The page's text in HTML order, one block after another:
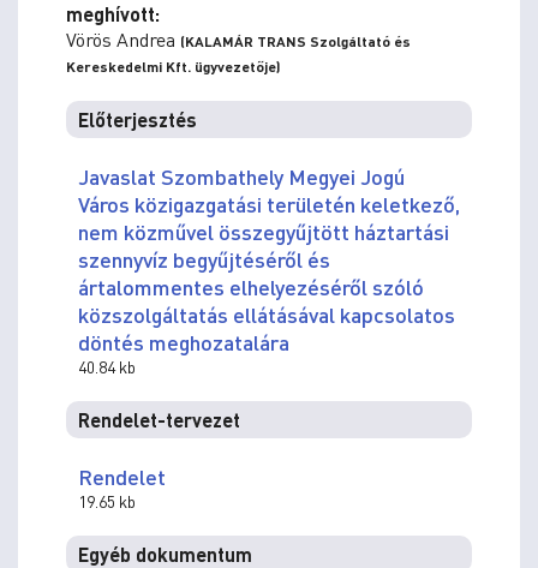
meghívott:
Vörös Andrea (KALAMÁR TRANS Szolgáltató és
Kereskedelmi Kft. ügyvezetője)
Előterjesztés
Javaslat Szombathely Megyei Jogú
Város közigazgatási területén keletkező,
nem közművel összegyűjtött háztartási
szennyvíz begyűjtéséről és
ártalommentes elhelyezéséről szóló
közszolgáltatás ellátásával kapcsolatos
döntés meghozatalára
40.84 kb
Rendelet-tervezet
Rendelet
19.65 kb
Egyéb dokumentum